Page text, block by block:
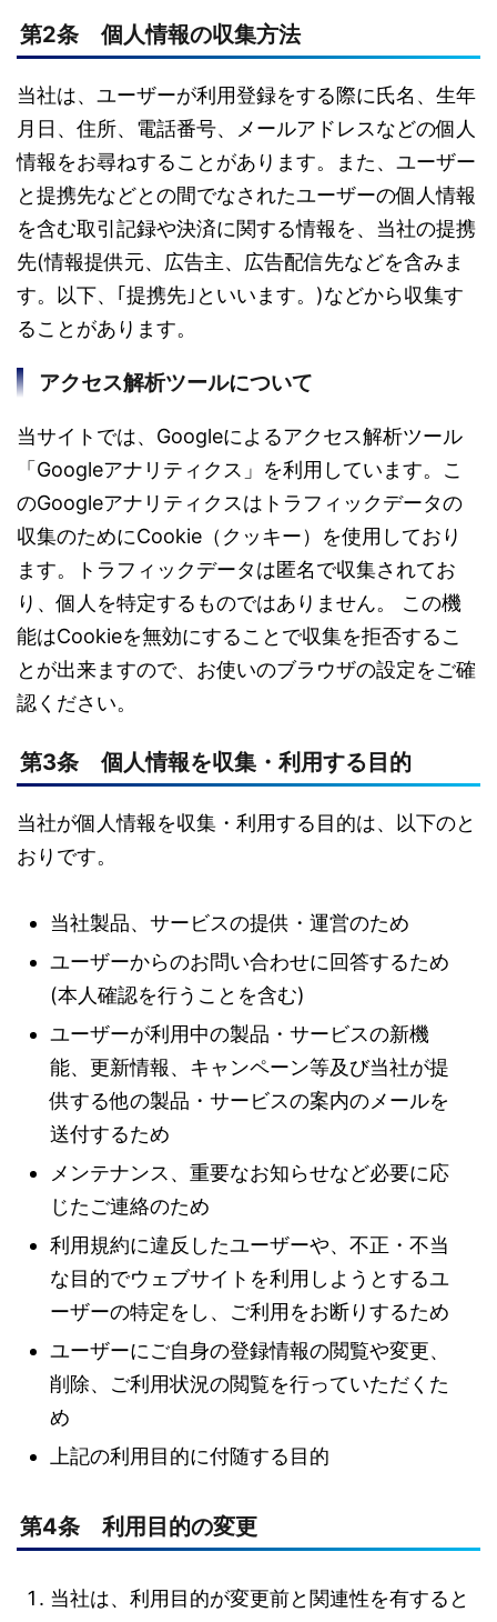
第2条 個人情報の収集方法
当社は、ユーザーが利用登録をする際に氏名、生年
月日、住所、電話番号、メールアドレスなどの個人
情報をお尋ねすることがあります。また、ユーザー
と提携先などとの間でなされたユーザーの個人情報
を含む取引記録や決済に関する情報を、当社の提携
先(情報提供元、広告主、広告配信先などを含みま
す。以下、｢提携先｣といいます。)などから収集す
ることがあります。
アクセス解析ツールについて
当サイトでは、Googleによるアクセス解析ツール
「Googleアナリティクス」を利用しています。こ
のGoogleアナリティクスはトラフィックデータの
収集のためにCookie（クッキー）を使用しており
ます。トラフィックデータは匿名で収集されてお
り、個人を特定するものではありません。 この機
能はCookieを無効にすることで収集を拒否するこ
とが出来ますので、お使いのブラウザの設定をご確
認ください。
第3条 個人情報を収集・利用する目的
当社が個人情報を収集・利用する目的は、以下のと
おりです。
当社製品、サービスの提供・運営のため
ユーザーからのお問い合わせに回答するため
(本人確認を行うことを含む)
ユーザーが利用中の製品・サービスの新機
能、更新情報、キャンペーン等及び当社が提
供する他の製品・サービスの案内のメールを
送付するため
メンテナンス、重要なお知らせなど必要に応
じたご連絡のため
利用規約に違反したユーザーや、不正・不当
な目的でウェブサイトを利用しようとするユ
ーザーの特定をし、ご利用をお断りするため
ユーザーにご自身の登録情報の閲覧や変更、
削除、ご利用状況の閲覧を行っていただくた
め
上記の利用目的に付随する目的
第4条 利用目的の変更
当社は、利用目的が変更前と関連性を有すると